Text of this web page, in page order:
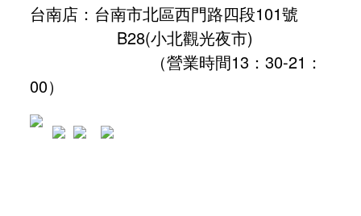
台南店：台南市北區西門路四段101號
B28(小北觀光夜市)
（營業時間13：30-21：
00）